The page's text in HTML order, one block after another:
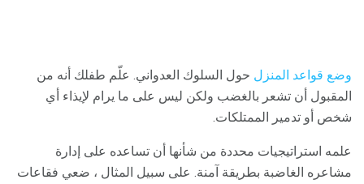
وضع قواعد المنزل حول السلوك العدواني. علّم طفلك أنه من
المقبول أن تشعر بالغضب ولكن ليس على ما يرام لإيذاء أي
شخص أو تدمير الممتلكات.
علمه استراتيجيات محددة من شأنها أن تساعده على إدارة
مشاعره الغاضبة بطريقة آمنة. على سبيل المثال ، ضعي فقاعات